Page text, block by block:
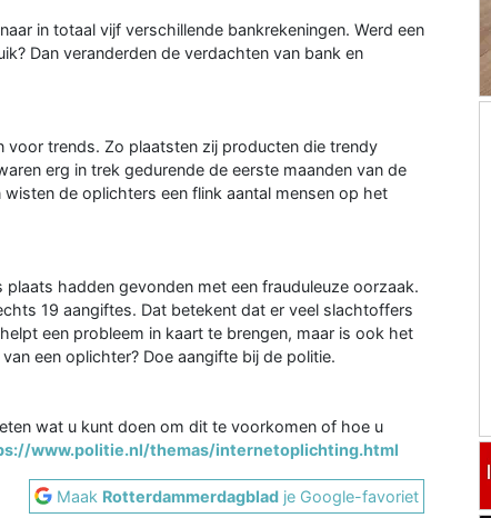
in totaal vijf verschillende bankrekeningen. Werd een
Dan veranderden de verdachten van bank en
trends. Zo plaatsten zij producten die trendy
erg in trek gedurende de eerste maanden van de
de oplichters een flink aantal mensen op het
hadden gevonden met een frauduleuze oorzaak.
19 aangiftes. Dat betekent dat er veel slachtoffers
een probleem in kaart te brengen, maar is ook het
een oplichter? Doe aangifte bij de politie.
wat u kunt doen om dit te voorkomen of hoe u
www.politie.nl/themas/internetoplichting.html
Maak Rotterdammerdagblad je Google-favoriet